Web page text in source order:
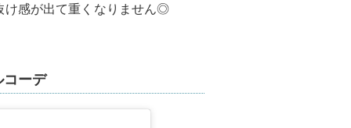
け感が出て重くなりません◎
コーデ